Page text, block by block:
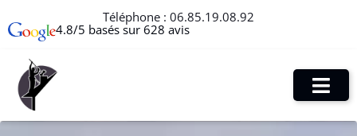
Téléphone : 06.85.19.08.92
4.8/5 basés sur 628 avis